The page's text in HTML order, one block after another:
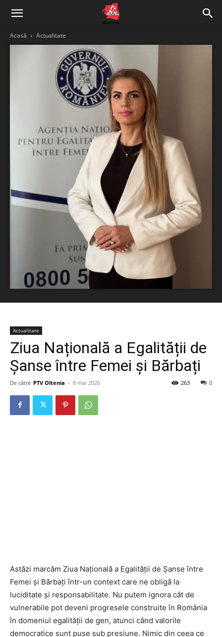
Acasă Actualitate
Actualitate
Ziua Națională a Egalității de
Șanse între Femei și Bărbați
De către PTV Oltenia - 8 mai 2026 0
263
Astăzi marcăm Ziua Națională a Egalității de Șanse între
Femei și Bărbați într-un context care ne obligă la
luciditate și responsabilitate. Nu putem ignora cât de
vulnerabile pot deveni progresele construite în România
în domeniul egalității de gen, atunci când valorile
democratice sunt puse sub presiune. Nimic din ceea ce